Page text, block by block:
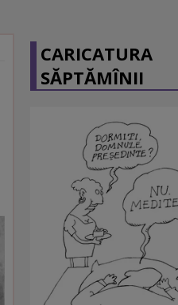
CARICATURA
SĂPTĂMÎNII